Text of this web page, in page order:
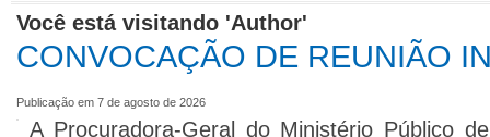
Você está visitando 'Author'
CONVOCAÇÃO DE REUNIÃO
Publicação em 7 de agosto de 2026
A Procuradora-Geral do Ministério Público